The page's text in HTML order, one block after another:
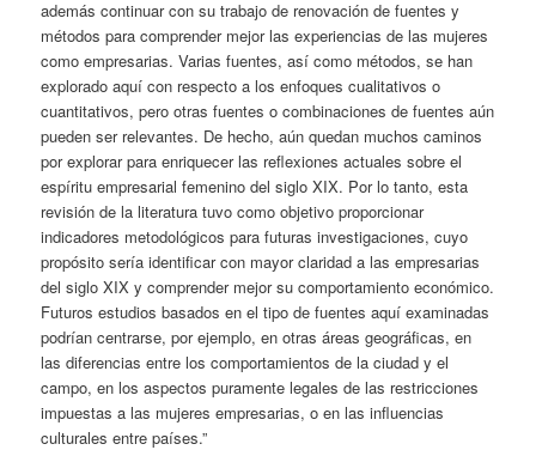
además continuar con su trabajo de renovación de fuentes y
métodos para comprender mejor las experiencias de las mujeres
como empresarias. Varias fuentes, así como métodos, se han
explorado aquí con respecto a los enfoques cualitativos o
cuantitativos, pero otras fuentes o combinaciones de fuentes aún
pueden ser relevantes. De hecho, aún quedan muchos caminos
por explorar para enriquecer las reflexiones actuales sobre el
espíritu empresarial femenino del siglo XIX. Por lo tanto, esta
revisión de la literatura tuvo como objetivo proporcionar
indicadores metodológicos para futuras investigaciones, cuyo
propósito sería identificar con mayor claridad a las empresarias
del siglo XIX y comprender mejor su comportamiento económico.
Futuros estudios basados ​​en el tipo de fuentes aquí examinadas
podrían centrarse, por ejemplo, en otras áreas geográficas, en
las diferencias entre los comportamientos de la ciudad y el
campo, en los aspectos puramente legales de las restricciones
impuestas a las mujeres empresarias, o en las influencias
culturales entre países.”